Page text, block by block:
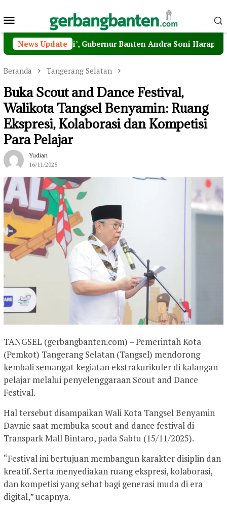
ke
Menu
Mobile
News Update
Pagi’, Gubernur Banten Andra Soni Harap MPI Jadi
Beranda Tangerang Selatan
Buka Scout and Dance Festival,
Walikota Tangsel Benyamin: Ruang
Ekspresi, Kolaborasi dan Kompetisi
Para Pelajar
Yudian
16/11/2025
TANGSEL (gerbangbanten.com) – Pemerintah Kota
(Pemkot) Tangerang Selatan (Tangsel) mendorong
kembali semangat kegiatan ekstrakurikuler di kalangan
pelajar melalui penyelenggaraan Scout and Dance
Festival.
Hal tersebut disampaikan Wali Kota Tangsel Benyamin
Davnie saat membuka scout and dance festival di
Transpark Mall Bintaro, pada Sabtu (15/11/2025).
“Festival ini bertujuan membangun karakter disiplin dan
kreatif. Serta menyediakan ruang ekspresi, kolaborasi,
dan kompetisi yang sehat bagi generasi muda di era
digital,” ucapnya.